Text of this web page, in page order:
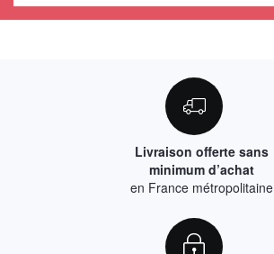
Livraison offerte sans
minimum d’achat
en France métropolitaine